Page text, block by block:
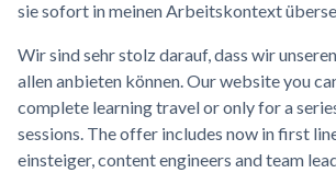
sie sofort in meinen Arbeitskontext
Wir sind sehr stolz darauf, dass wir
allen anbieten können. Our website you
complete learning travel or only for a
sessions. The offer includes now in first
einsteiger, content engineers and team